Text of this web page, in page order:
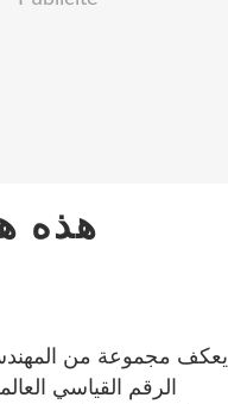
هذه
يعكف مجموعة من
الرقم القياسي